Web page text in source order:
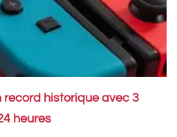
record historique avec 3
heures